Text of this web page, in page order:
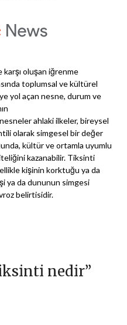
oluşan iğrenme
toplumsal ve kültürel
yol açan nesne, durum ve
ahlaki ilkeler, bireysel
olarak simgesel bir değer
kültür ve ortamla uyumlu
kazanabilir. Tiksinti
kişinin korktuğu ya da
ya da dununun simgesi
belirtisidir.
nedir”